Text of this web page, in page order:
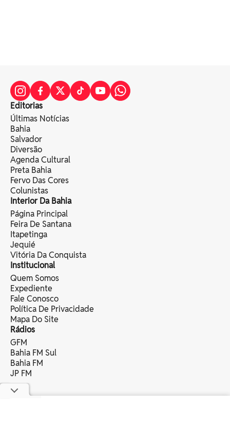
Editorias
Últimas Notícias
Bahia
Salvador
Diversão
Agenda Cultural
Preta Bahia
Fervo Das Cores
Colunistas
Interior Da Bahia
Página Principal
Feira De Santana
Itapetinga
Jequié
Vitória Da Conquista
Institucional
Quem Somos
Expediente
Fale Conosco
Política De Privacidade
Mapa Do Site
Rádios
GFM
Bahia FM Sul
Bahia FM
JP FM